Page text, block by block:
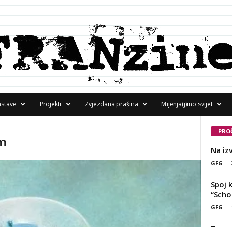
Projekti Zvjezdana prašina Mijenja(j)mo svijet
Na
GFG -
Spoj
GFG -